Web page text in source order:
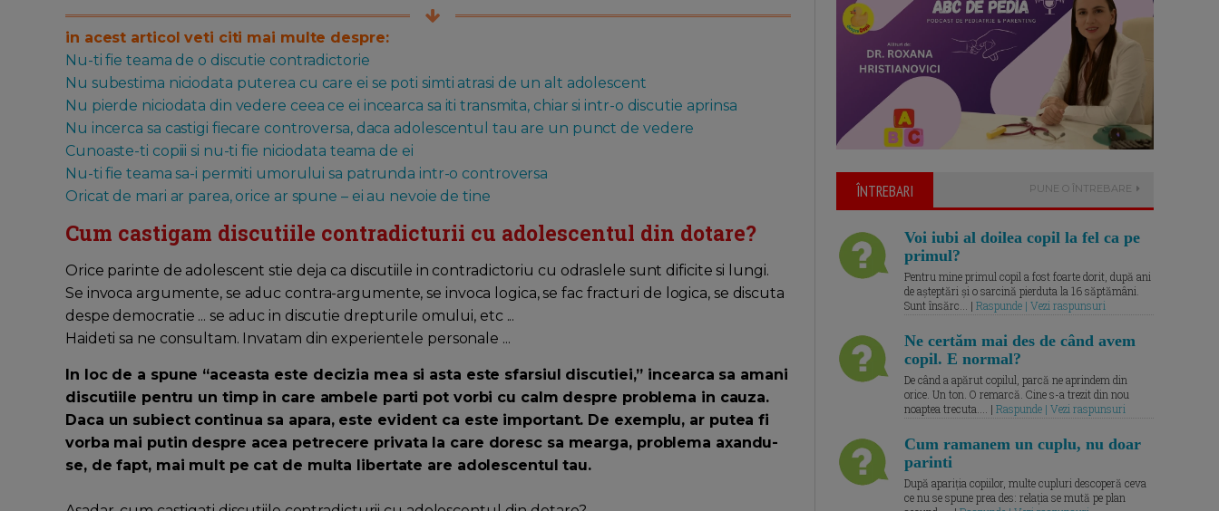
in acest articol veti citi mai multe despre:
Nu-ti fie teama de o discutie contradictorie
Nu subestima niciodata puterea cu care ei se poti simti atrasi de un alt adolescent
Nu pierde niciodata din vedere ceea ce ei incearca sa iti transmita, chiar si intr-o discutie aprinsa
Nu incerca sa castigi fiecare controversa, daca adolescentul tau are un punct de vedere
Cunoaste-ti copiii si nu-ti fie niciodata teama de ei
Nu-ti fie teama sa-i permiti umorului sa patrunda intr-o controversa
Oricat de mari ar parea, orice ar spune – ei au nevoie de tine
Cum castigam discutiile contradicturii cu adolescentul din dotare?
Orice parinte de adolescent stie deja ca discutiile in contradictoriu cu odraslele sunt dificite si lungi.
Se invoca argumente, se aduc contra-argumente, se invoca logica, se fac fracturi de logica, se discuta
despe democratie ... se aduc in discutie drepturile omului, etc ...
Haideti sa ne consultam. Invatam din experientele personale ...
In loc de a spune “aceasta este decizia mea si asta este sfarsiul discutiei,” incearca sa amani
discutiile pentru un timp in care ambele parti pot vorbi cu calm despre problema in cauza.
Daca un subiect continua sa apara, este evident ca este important. De exemplu, ar putea fi
vorba mai putin despre acea petrecere privata la care doresc sa mearga, problema axandu-
se, de fapt, mai mult pe cat de multa libertate are adolescentul tau.
ÎNTREBARI PUNE O ÎNTREBARE
Voi iubi al doilea copil la fel ca pe
primul?
Pentru mine primul copil a fost foarte dorit, după ani
de așteptări și o sarcină pierduta la 16 săptămâni.
Sunt însărc... | Raspunde | Vezi raspunsuri
Ne certăm mai des de când avem
copil. E normal?
De când a apărut copilul, parcă ne aprindem din
orice. Un ton. O remarcă. Cine s-a trezit din nou
noaptea trecuta.... | Raspunde | Vezi raspunsuri
Cum ramanem un cuplu, nu doar
parinti
După apariția copiilor, multe cupluri descoperă ceva
ce nu se spune prea des: relația se mută pe plan